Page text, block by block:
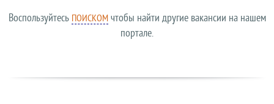
Воспользуйтесь ПОИСКОМчтобы найти другие вакансии на нашем
портале.